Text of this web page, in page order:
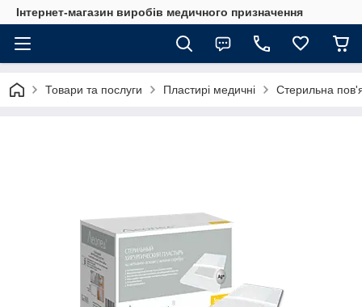
Інтернет-магазин виробів медичного призначення
Товари та послуги Пластирі медичні Стерильна